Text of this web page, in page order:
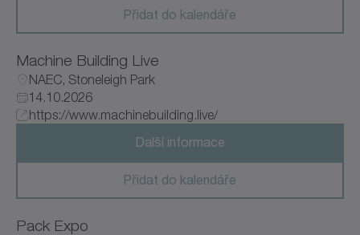
Přidat do kalendáře
Machine Building Live
NAEC, Stoneleigh Park
14.10.2026
https://www.machinebuilding.live/
Další informace
Přidat do kalendáře
Pack Expo